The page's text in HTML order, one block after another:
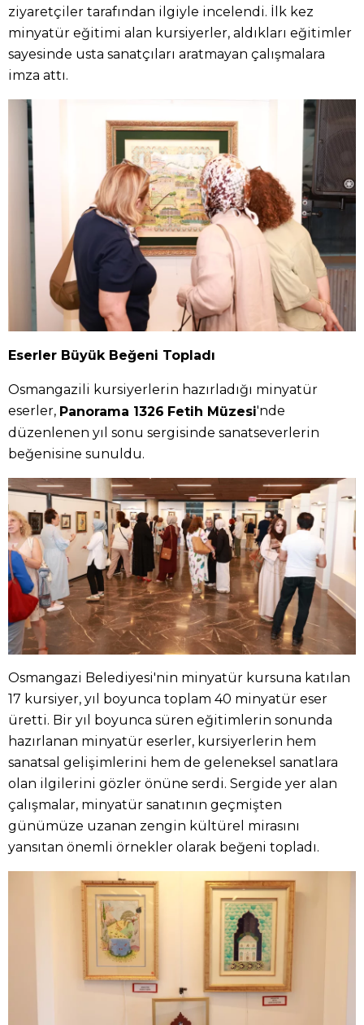
ziyaretçiler tarafından ilgiyle incelendi. İlk kez
minyatür eğitimi alan kursiyerler, aldıkları eğitimler
sayesinde usta sanatçıları aratmayan çalışmalara
imza attı.
Eserler Büyük Beğeni Topladı
Osmangazili kursiyerlerin hazırladığı minyatür
eserler, Panorama 1326 Fetih Müzesi'nde
düzenlenen yıl sonu sergisinde sanatseverlerin
beğenisine sunuldu.
Osmangazi Belediyesi'nin minyatür kursuna katılan
17 kursiyer, yıl boyunca toplam 40 minyatür eser
üretti. Bir yıl boyunca süren eğitimlerin sonunda
hazırlanan minyatür eserler, kursiyerlerin hem
sanatsal gelişimlerini hem de geleneksel sanatlara
olan ilgilerini gözler önüne serdi. Sergide yer alan
çalışmalar, minyatür sanatının geçmişten
günümüze uzanan zengin kültürel mirasını
yansıtan önemli örnekler olarak beğeni topladı.